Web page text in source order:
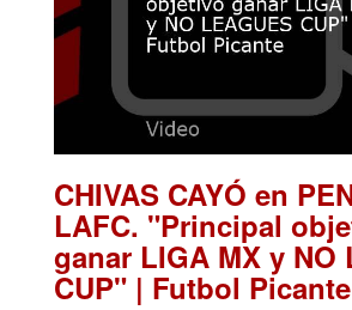
CHIVAS CAYÓ en
LAFC. "Principal
ganar LIGA MX y NO
CUP" | Futbol Picante